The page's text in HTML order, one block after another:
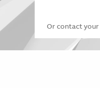
Or contact your